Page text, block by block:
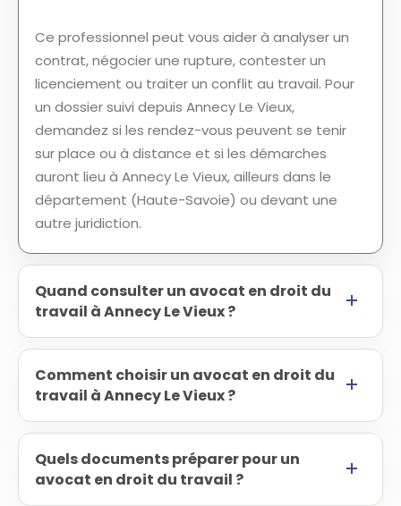
Ce professionnel peut vous aider à analyser un
contrat, négocier une rupture, contester un
licenciement ou traiter un conflit au travail. Pour
un dossier suivi depuis Annecy Le Vieux,
demandez si les rendez-vous peuvent se tenir
sur place ou à distance et si les démarches
auront lieu à Annecy Le Vieux, ailleurs dans le
département (Haute-Savoie) ou devant une
autre juridiction.
Quand consulter un avocat en droit du
travail à Annecy Le Vieux ?
Comment choisir un avocat en droit du
travail à Annecy Le Vieux ?
Quels documents préparer pour un
avocat en droit du travail ?